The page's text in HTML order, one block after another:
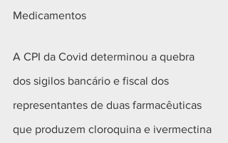
Medicamentos
A CPI da Covid determinou a quebra
dos sigilos bancário e fiscal dos
representantes de duas farmacêuticas
que produzem cloroquina e ivermectina